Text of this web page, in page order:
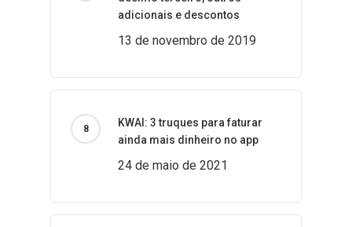
adicionais e descontos
13 de novembro de 2019
KWAI: 3 truques para faturar
ainda mais dinheiro no app
24 de maio de 2021